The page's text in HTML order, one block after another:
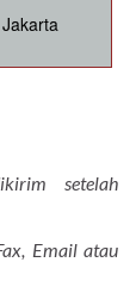
setelah
Email atau